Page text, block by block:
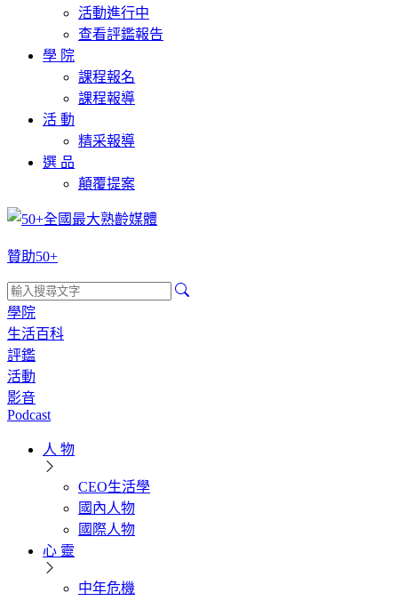
活動進行中
查看評鑑報告
學 院
課程報名
課程報導
活 動
精采報導
選 品
顛覆提案
贊助50+
學院
生活百科
評鑑
活動
影音
Podcast
人 物
CEO生活學
國內人物
國際人物
心 靈
中年危機